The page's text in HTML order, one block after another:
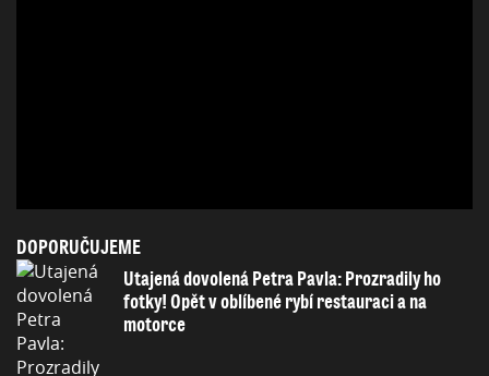
DOPORUČUJEME
Utajená dovolená Petra Pavla: Prozradily ho
fotky! Opět v oblíbené rybí restauraci a na
motorce